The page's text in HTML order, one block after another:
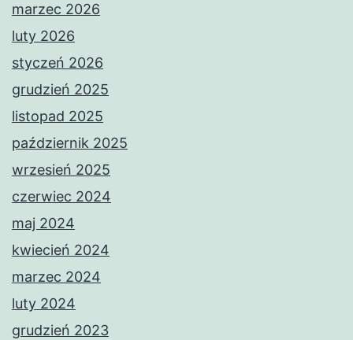
marzec 2026
luty 2026
styczeń 2026
grudzień 2025
listopad 2025
październik 2025
wrzesień 2025
czerwiec 2024
maj 2024
kwiecień 2024
marzec 2024
luty 2024
grudzień 2023